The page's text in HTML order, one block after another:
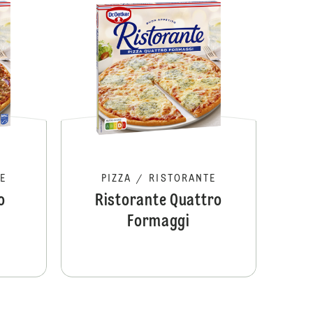
Ristorante Prosciutto
PIZZA / RISTORANTE
Ristorante Quattro
Formaggi